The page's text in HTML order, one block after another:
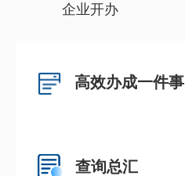
企业开办
高效办成一件事
查询总汇